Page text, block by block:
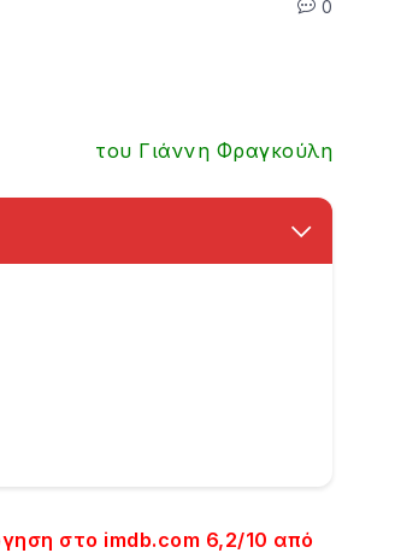
0
του Γιάννη Φραγκούλη
στο imdb.com 6,2/10 από